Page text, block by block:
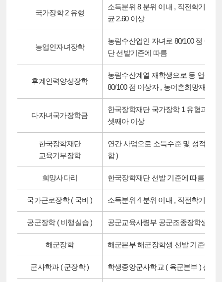
국가장학 2 유형
소득분위 8 분위 이내 , 직전학기 취
균 2.60 이상
농업인자녀장학
농림수산업인 자녀로 80/100 점 이상
단 선발기준에 따름
후계인력양성장학
농림수산계열 재학생으로 동 업종 종
80/100 점 이상자 , 농어촌희망재단
다자녀국가장학금
한국장학재단 국가장학 1 유형과 성
셋째아 이상
한국장학재단
교육기부장학
연간 사업으로 소득수준 및 성적기준
함 )
희망사다리 한국장학재단 선발 기준에 따름 .
국가근로장학 ( 국비 ) 소득분위 4 분위 이내 , 직전학기성적
공군장학 ( 비행실습 ) 공군교육사령부 공군조종장학생 선
해군장학 해군본부 해군장학생 선발 기준에 따
군사학과 ( 군장학 ) 학생중앙군사학교 ( 육군본부 ) 선발